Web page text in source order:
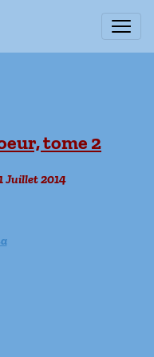
tome 2
Juillet 2014